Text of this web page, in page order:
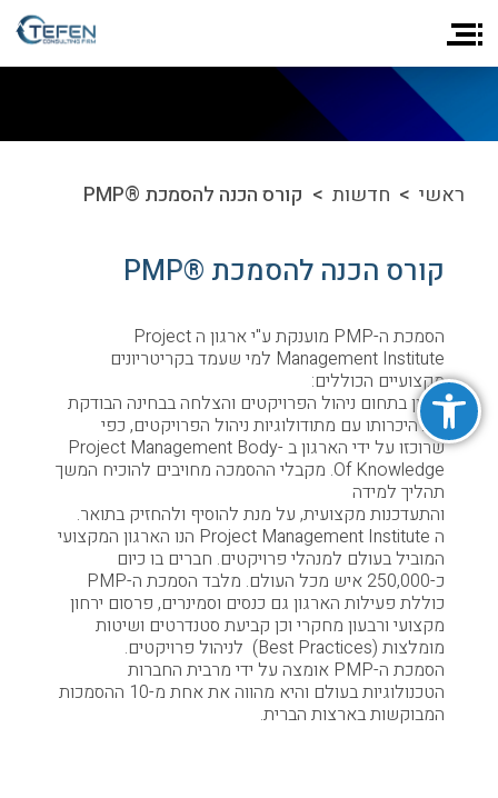
פתח סרגל נגישות
ראשי > חדשות > קורס הכנה להסמכת ®PMP
קורס הכנה להסמכת ®PMP
הסמכת ה-PMP מוענקת ע"י ארגון ה Project
Management Institute למי שעמד בקריטריונים
מקצועיים הכוללים:
ניסיון בתחום ניהול הפרויקטים והצלחה בבחינה הבודקת
את היכרותו עם מתודולוגיות ניהול הפרויקטים, כפי
שרוכזו על ידי הארגון ב -Project Management Body
Of Knowledge. מקבלי ההסמכה מחויבים להוכיח המשך
תהליך למידה
והתעדכנות מקצועית, על מנת להוסיף ולהחזיק בתואר.
ה Project Management Institute הנו הארגון המקצועי
המוביל בעולם למנהלי פרויקטים. חברים בו כיום
כ-250,000 איש מכל העולם. מלבד הסמכת ה-PMP
כוללת פעילות הארגון גם כנסים וסמינרים, פרסום ירחון
מקצועי ורבעון מחקרי וכן קביעת סטנדרטים ושיטות
מומלצות (Best Practices) לניהול פרויקטים.
הסמכת ה-PMP אומצה על ידי מרבית החברות
הטכנולוגיות בעולם והיא מהווה את אחת מ-10 ההסמכות
המבוקשות בארצות הברית.